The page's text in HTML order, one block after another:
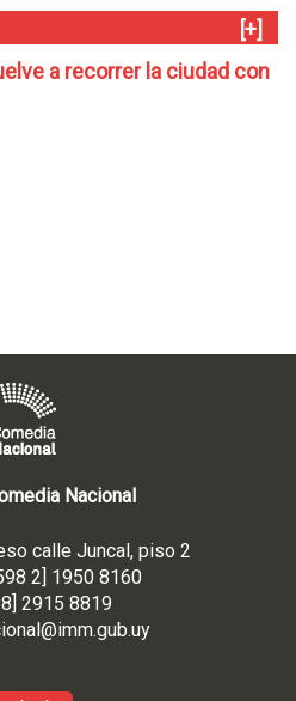
[+]
a recorrer la ciudad con
Nacional
calle Juncal, piso 2
2] 1950 8160
2915 8819
.uy